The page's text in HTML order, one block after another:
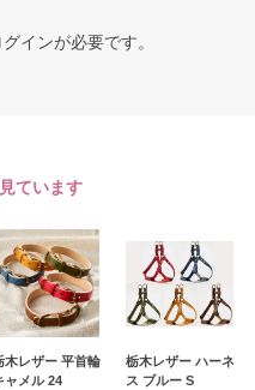
グインが必要です。
ています
木レザー 平首輪
ャメル 24
栃木レザー ハーネ
ス ブルー S